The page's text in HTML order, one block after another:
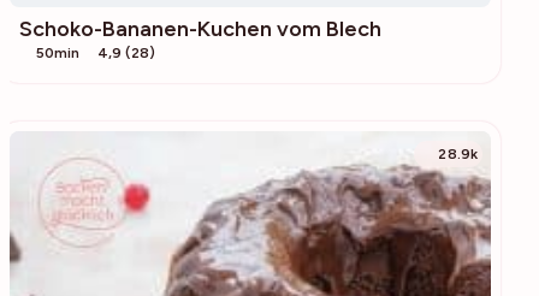
Schoko-Bananen-Kuchen vom Blech
50min 4,9 (28)
28.9k